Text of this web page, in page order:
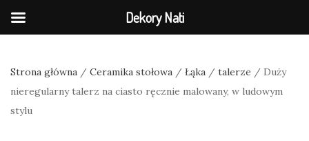
Strona główna / Ceramika stołowa / Łąka / talerze / Duży
nieregularny talerz na ciasto ręcznie malowany, w ludowym
stylu
Dekory Nati